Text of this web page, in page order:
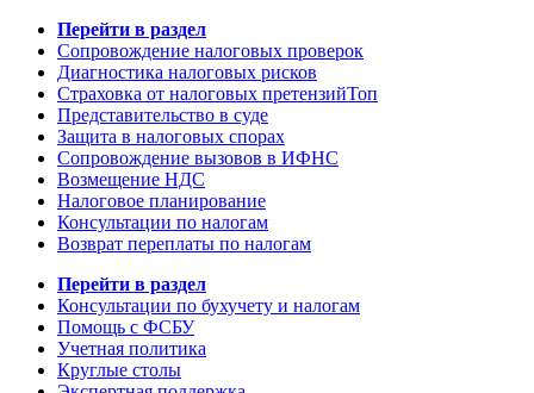
Перейти в раздел
Сопровождение налоговых проверок
Диагностика налоговых рисков
Страховка от налоговых претензийТоп
Представительство в суде
Защита в налоговых спорах
Сопровождение вызовов в ИФНС
Возмещение НДС
Налоговое планирование
Консультации по налогам
Возврат переплаты по налогам
Перейти в раздел
Консультации по бухучету и налогам
Помощь с ФСБУ
Учетная политика
Круглые столы